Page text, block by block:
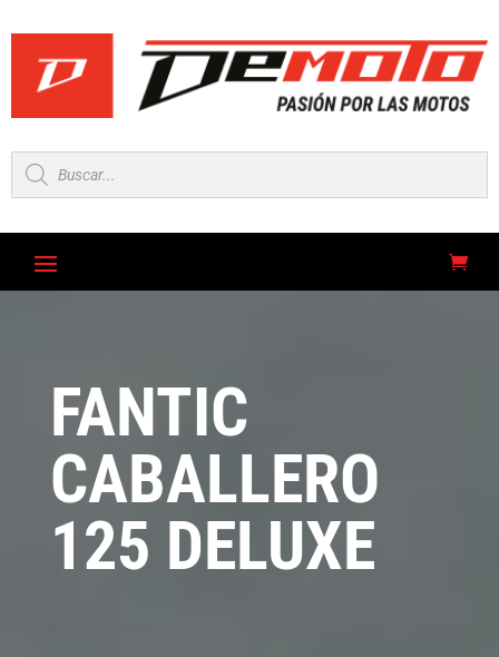
Búsqueda
de
productos
FANTIC
CABALLERO
125 DELUXE